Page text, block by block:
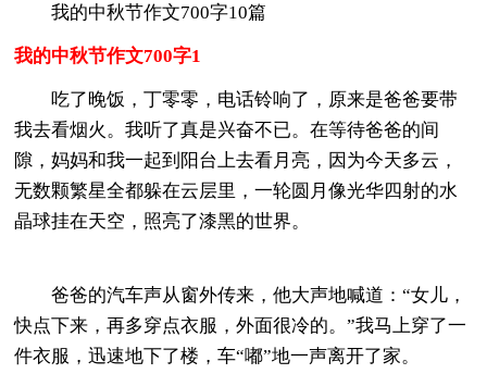
我的中秋节作文700字10篇
我的中秋节作文700字1
吃了晚饭，丁零零，电话铃响了，原来是爸爸要带
我去看烟火。我听了真是兴奋不已。在等待爸爸的间
隙，妈妈和我一起到阳台上去看月亮，因为今天多云，
无数颗繁星全都躲在云层里，一轮圆月像光华四射的水
晶球挂在天空，照亮了漆黑的世界。
爸爸的汽车声从窗外传来，他大声地喊道：“女儿，
快点下来，再多穿点衣服，外面很冷的。”我马上穿了一
件衣服，迅速地下了楼，车“嘟”地一声离开了家。